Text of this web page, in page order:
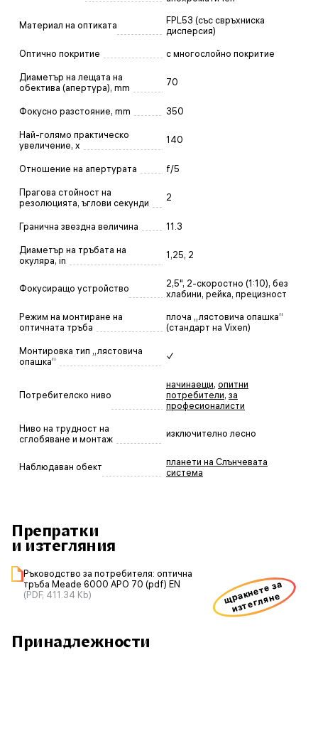
Материал на оптиката
FPL53 (със свръхниска
дисперсия)
Оптично покритие с многослойно покритие
Диаметър на лещата на
обектива (апертура), mm
70
Фокусно разстояние, mm 350
Най-голямо практическо
увеличение, x
140
Отношение на апертурата f/5
Прагова стойност на
резолюцията, ъглови секунди
2
Гранична звездна величина 11.3
Диаметър на тръбата на
окуляра, in
1,25, 2
Фокусиращо устройство
2,5", 2-скоростно (1:10), без
хлабини, рейка, прецизност
Режим на монтиране на
оптичната тръба
плоча „лястовича опашка“
(стандарт на Vixen)
Монтировка тип „лястовича
опашка“
✓
Потребителско ниво
начинаещи, опитни
потребители, за
професионалисти
Ниво на трудност на
сглобяване и монтаж
изключително лесно
Наблюдаван обект
планети на Слънчевата
система
Препратки
и изтегляния
Ръководство за потребителя: оптична
тръба Meade 6000 APO 70 (pdf) EN
(PDF, 411.34 Kb)
щракнете за
изтегляне
Принадлежности